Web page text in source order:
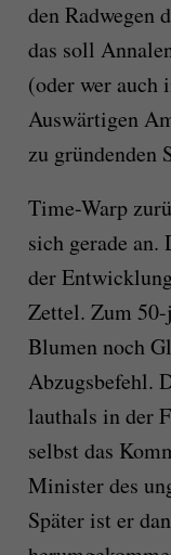
den Radwegen
das soll
(oder wer
Auswärtigen
zu gründenden
Time-Warp
sich gerade an.
der
Zettel. Zum 50-
Blumen noch
Abzugsbefehl.
lauthals in der
selbst das
Minister des
Später ist er